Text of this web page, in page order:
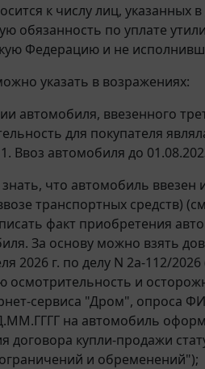
к числу лиц, указанных в
обязанность по уплате
Федерацию и не
указать в возражениях:
автомобиля, ввезенного
для покупателя
Ввоз автомобиля до
знать, что автомобиль
транспортных средств)
факт приобретения
За основу можно взять
2026 г. по делу N 2а-112/
осмотрительность и
сервиса "Дром", опроса
на автомобиль
договора купли-продажи
и обременений");